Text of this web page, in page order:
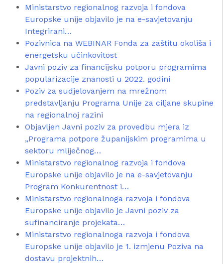
Ministarstvo regionalnog razvoja i fondova
Europske unije objavilo je na e-savjetovanju
Integrirani…
Pozivnica na WEBINAR Fonda za zaštitu okoliša i
energetsku učinkovitost
Javni poziv za financijsku potporu programima
popularizacije znanosti u 2022. godini
Poziv za sudjelovanjem na mrežnom
predstavljanju Programa Unije za ciljane skupine
na regionalnoj razini
Objavljen Javni poziv za provedbu mjera iz
„Programa potpore županijskim programima u
sektoru mliječnog…
Ministarstvo regionalnog razvoja i fondova
Europske unije objavilo je na e-savjetovanju
Program Konkurentnost i…
Ministarstvo regionalnoga razvoja i fondova
Europske unije objavilo je Javni poziv za
sufinanciranje projekata…
Ministarstvo regionalnoga razvoja i fondova
Europske unije objavilo je 1. izmjenu Poziva na
dostavu projektnih…